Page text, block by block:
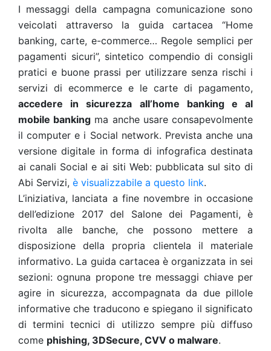
I messaggi della campagna comunicazione sono
veicolati attraverso la guida cartacea “Home
banking, carte, e-commerce… Regole semplici per
pagamenti sicuri”, sintetico compendio di consigli
pratici e buone prassi per utilizzare senza rischi i
servizi di ecommerce e le carte di pagamento,
accedere in sicurezza all’home banking e al
mobile banking ma anche usare consapevolmente
il computer e i Social network. Prevista anche una
versione digitale in forma di infografica destinata
ai canali Social e ai siti Web: pubblicata sul sito di
Abi Servizi, è visualizzabile a questo link.
L’iniziativa, lanciata a fine novembre in occasione
dell’edizione 2017 del Salone dei Pagamenti, è
rivolta alle banche, che possono mettere a
disposizione della propria clientela il materiale
informativo. La guida cartacea è organizzata in sei
sezioni: ognuna propone tre messaggi chiave per
agire in sicurezza, accompagnata da due pillole
informative che traducono e spiegano il significato
di termini tecnici di utilizzo sempre più diffuso
come phishing, 3DSecure, CVV o malware.